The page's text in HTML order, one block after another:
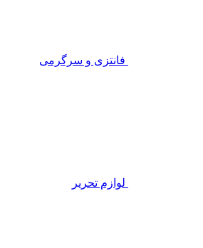
فانتزی و سرگرمی
لوازم تحریر